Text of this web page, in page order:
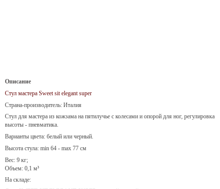
Описание
Стул мастера Sweet sit elegant super
Страна-производитель: Италия
Стул для мастера из кожзама на пятилучье с колесами и опорой для ног, регулировка
высоты - пневматика.
Варианты цвета: белый или черный.
Высота стула: min 64 - max 77 см
Вес: 9 кг;
Объем: 0,1 м³
На складе: